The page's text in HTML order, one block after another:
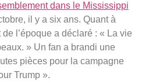
dans le Mississippi
il y a six ans. Quant à
l’époque a déclaré : « La vie
» Un fan a brandi une
pièces pour la campagne
Trump ».